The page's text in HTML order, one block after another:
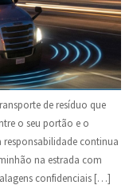
de resíduo que
o seu portão e o
continua
na estrada com
confidenciais […]